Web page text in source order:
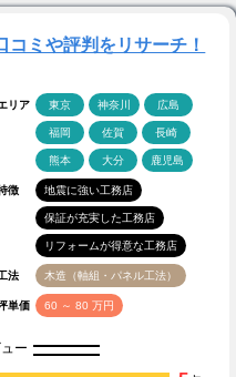
ミや評判をリサーチ！
リア 東京 神奈川 広島
福岡 佐賀 長崎
熊本 大分 鹿児島
徴 地震に強い工務店
保証が充実した工務店
リフォームが得意な工務店
法 木造（軸組・パネル工法）
単価 60 ～ 80 万円
ー